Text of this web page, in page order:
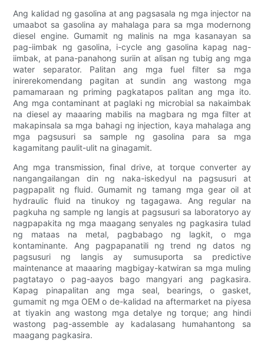
Ang kalidad ng gasolina at ang pagsasala ng mga injector na
umaabot sa gasolina ay mahalaga para sa mga modernong
diesel engine. Gumamit ng malinis na mga kasanayan sa
pag-iimbak ng gasolina, i-cycle ang gasolina kapag nag-
iimbak, at pana-panahong suriin at alisan ng tubig ang mga
water separator. Palitan ang mga fuel filter sa mga
inirerekomendang pagitan at sundin ang wastong mga
pamamaraan ng priming pagkatapos palitan ang mga ito.
Ang mga contaminant at paglaki ng microbial sa nakaimbak
na diesel ay maaaring mabilis na magbara ng mga filter at
makapinsala sa mga bahagi ng injection, kaya mahalaga ang
mga pagsusuri sa sample ng gasolina para sa mga
kagamitang paulit-ulit na ginagamit.
Ang mga transmission, final drive, at torque converter ay
nangangailangan din ng naka-iskedyul na pagsusuri at
pagpapalit ng fluid. Gumamit ng tamang mga gear oil at
hydraulic fluid na tinukoy ng tagagawa. Ang regular na
pagkuha ng sample ng langis at pagsusuri sa laboratoryo ay
nagpapakita ng mga maagang senyales ng pagkasira tulad
ng mataas na metal, pagbabago ng lagkit, o mga
kontaminante. Ang pagpapanatili ng trend ng datos ng
pagsusuri ng langis ay sumusuporta sa predictive
maintenance at maaaring magbigay-katwiran sa mga muling
pagtatayo o pag-aayos bago mangyari ang pagkasira.
Kapag pinapalitan ang mga seal, bearings, o gasket,
gumamit ng mga OEM o de-kalidad na aftermarket na piyesa
at tiyakin ang wastong mga detalye ng torque; ang hindi
wastong pag-assemble ay kadalasang humahantong sa
maagang pagkasira.